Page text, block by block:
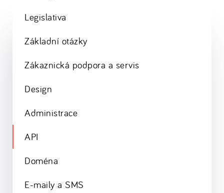
Legislativa
Základní otázky
Zákaznická podpora a servis
Design
Administrace
API
Doména
E-maily a SMS